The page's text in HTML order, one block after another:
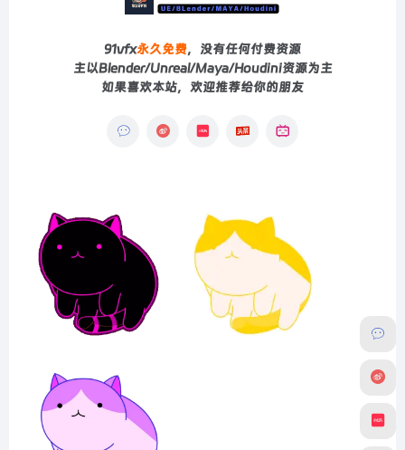
91vfx永久免费，没有任何付费资源
主以Blender/Unreal/Maya/Houdini资源为主
如果喜欢本站，欢迎推荐给你的朋友